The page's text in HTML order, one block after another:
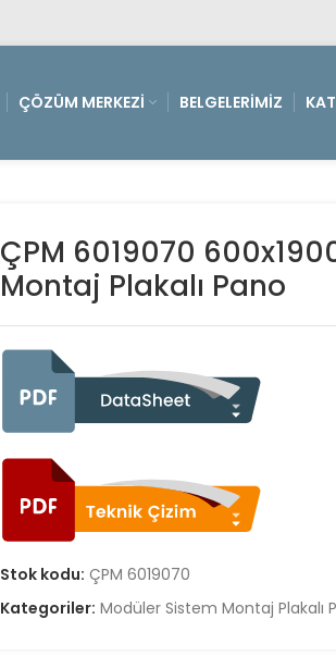
ÇÖZÜM MERKEZI BELGELERIMIZ
ÇPM 6019070
Montaj Plakalı Pano
Stok kodu: ÇPM 6019070
Kategoriler: Modüler Sistem Montaj Plakalı